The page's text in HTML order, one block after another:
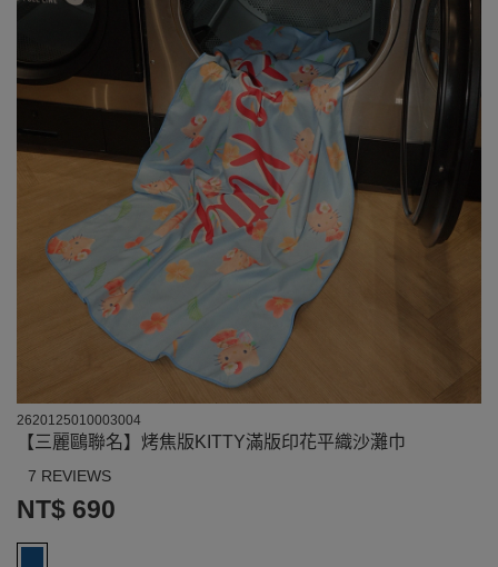
2620125010003004
【三麗鷗聯名】烤焦版KITTY滿版印花平織沙灘巾
7 REVIEWS
NT$ 690